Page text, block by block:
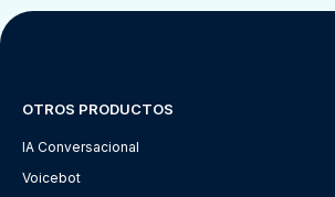
OTROS PRODUCTOS
IA Conversacional
Voicebot